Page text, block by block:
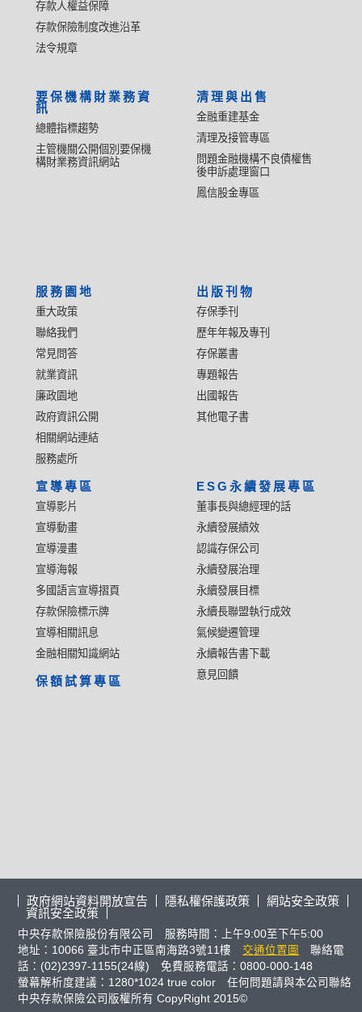
存款人權益保障
存款保險制度改進沿革
法令規章
要保機構財業務資
訊
總體指標趨勢
主管機關公開個別要保機
構財業務資訊網站
清理與出售
金融重建基金
清理及接管專區
問題金融機構不良債權售
後申訴處理窗口
鳳信股金專區
服務園地
重大政策
聯絡我們
常見問答
就業資訊
廉政園地
政府資訊公開
相關網站連結
服務處所
出版刊物
存保季刊
歷年年報及專刊
存保叢書
專題報告
出國報告
其他電子書
宣導專區
宣導影片
宣導動畫
宣導漫畫
宣導海報
多國語言宣導摺頁
存款保險標示牌
宣導相關訊息
金融相關知識網站
ESG永續發展專區
董事長與總經理的話
永續發展績效
認識存保公司
永續發展治理
永續發展目標
永續長聯盟執行成效
氣候變遷管理
永續報告書下載
意見回饋
保額試算專區
政府網站資料開放宣告 隱私權保護政策
網站安全政策
資訊安全政策
中央存款保險股份有限公司 服務時間：上午9:00至下午5:00
地址：10066 臺北市中正區南海路3號11樓
交通位置圖
聯絡電
話：(02)2397-1155(24線) 免費服務電話：0800-000-148
螢幕解析度建議：1280*1024 true color 任何問題請與本公司聯絡
中央存款保險公司版權所有 CopyRight 2015©